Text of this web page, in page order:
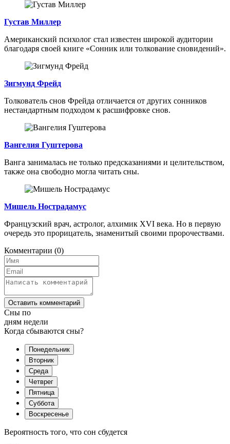
Густав Миллер
Американский психолог стал известен широкой аудитории
благодаря своей книге «Сонник или толкование сновидений».
Зигмунд Фрейд
Толкователь снов Фрейда отличается от других сонников
нестандартным подходом к расшифровке снов.
Вангелия Гуштерова
Ванга занималась не только предсказаниями и целительством,
также она свободно могла читать сны.
Мишель Нострадамус
Французский врач, астролог, алхимик XVI века. Но в первую
очередь это прорицатель, знаменитый своими пророчествами.
Комментарии (0)
Оставить комментарий
Сны по
дням недели
Когда сбываются сны?
Понедельник
Вторник
Среда
Четврег
Пятница
Суббота
Воскресенье
Вероятность того, что сон сбудется